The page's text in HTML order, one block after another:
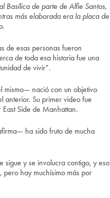
Basílica de parte de Alfie Santos,
más elaborada era la placa de
de esas personas fueron
de toda esa historia fue una
de vivir”.
mismo— nació con un objetivo
anterior. Su primer video fue
Side de Manhattan.
ha sido fruto de mucha
sigue y se involucra contigo, y eso
pero hay muchísimo más por